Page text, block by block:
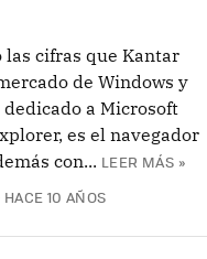
las cifras que Kantar
de Windows y
a Microsoft
es el navegador
con... LEER MÁS »
HACE 10 AÑOS